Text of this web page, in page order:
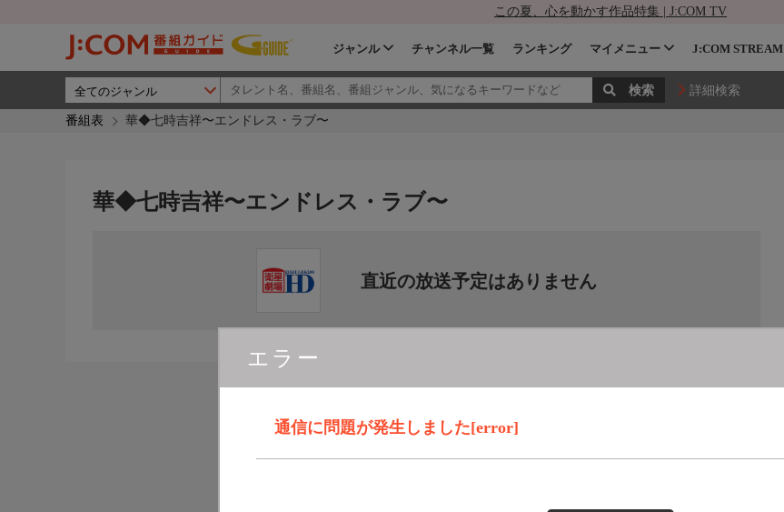
この夏、心を動かす作品特集 | J:COM TV
ジャンル チャンネル一覧 ランキング マイメニュー J:COM STREAM
詳細検索
番組表 華◆七時吉祥〜エンドレス・ラブ〜
エラー
通信に問題が発生しました[error]
華◆七時吉祥〜エンドレス・ラブ〜
直近の放送予定はありません